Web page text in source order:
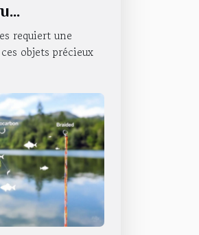
livres
requiert une
objets précieux